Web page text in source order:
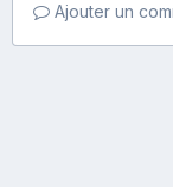
Ajouter un